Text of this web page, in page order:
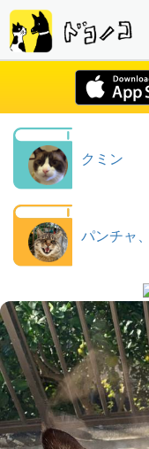
クミン
パンチャ